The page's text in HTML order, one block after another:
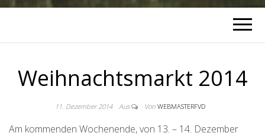
Weihnachtsmarkt 2014
11. Dezember 2014 Aus Von WEBMASTERFVD
Am kommenden Wochenende, von 13. – 14. Dezember